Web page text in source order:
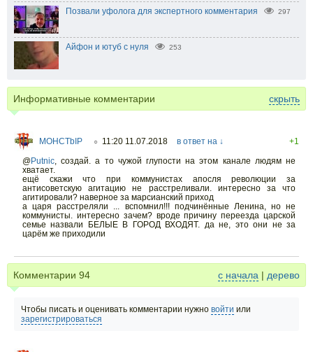
Позвали уфолога для экспертного комментария 297
Айфон и ютуб с нуля 253
Информативные комментарии скрыть
MOHCTbIP ○ 11:20 11.07.2018 в ответ на ↓
+1
@Putnic
создай. а то чужой глупости на этом канале людям не
хватает.
ещё скажи что при коммунистах апосля революции за
антисоветскую агитацию не расстреливали. интересно за что
агитировали? наверное за марсианский приход
а царя расстреляли ... вспомнил!!! подчинённые Ленина, но не
коммунисты. интересно зачем? вроде причину переезда царской
семье назвали БЕЛЫЕ В ГОРОД ВХОДЯТ. да не, это они не за
царём же приходили
Комментарии 94 с начала | дерево
Чтобы писать и оценивать комментарии нужно войти или
зарегистрироваться